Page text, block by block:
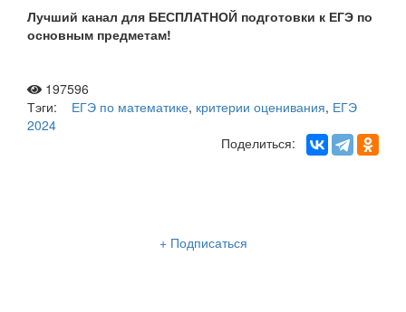
Лучший канал для БЕСПЛАТНОЙ подготовки к ЕГЭ по
основным предметам!
197596
Тэги:
ЕГЭ по математике, критерии оценивания, ЕГЭ
2024
Поделиться:
+ Подписаться